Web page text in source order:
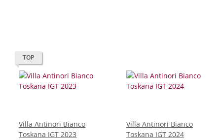
TOP
Villa Antinori Bianco
Toskana IGT 2023
Villa Antinori Bianco
Toskana IGT 2024